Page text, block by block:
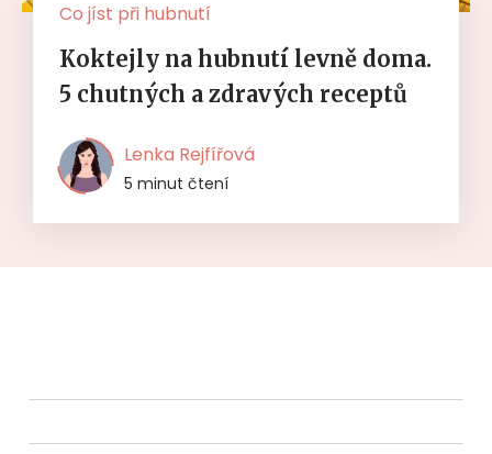
Co jíst při hubnutí
Koktejly na hubnutí levně doma.
5 chutných a zdravých receptů
Lenka Rejfířová
5 minut čtení